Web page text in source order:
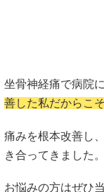
坐骨神経痛で病院
善した私だからこ
痛みを根本改善し
き合ってきました。
お悩みの方はぜひ